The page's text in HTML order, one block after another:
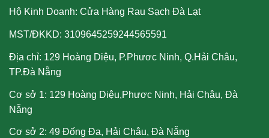
Hộ Kinh Doanh: Cửa Hàng Rau Sạch Đà Lạt
MST/ĐKKD: 3109645259244565591
Địa chỉ: 129 Hoàng Diệu, P.Phươc Ninh, Q.Hải Châu,
TP.Đà Nẵng
Cơ sở 1: 129 Hoàng Diệu,Phươc Ninh, Hải Châu, Đà
Nẵng
Cơ sở 2: 49 Đống Đa, Hải Châu, Đà Nẵng